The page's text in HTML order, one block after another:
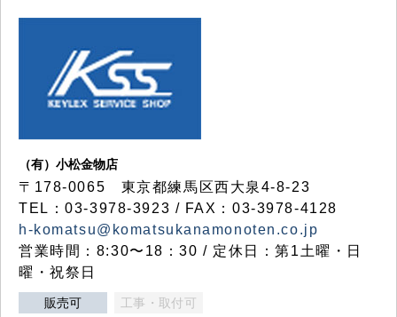
（有）小松金物店
〒178-0065 東京都練馬区西大泉4-8-23
TEL：03-3978-3923 / FAX：03-3978-4128
h-komatsu@komatsukanamonoten.co.jp
営業時間：8:30〜18：30 / 定休日：第1土曜・日
曜・祝祭日
販売可 工事・取付可